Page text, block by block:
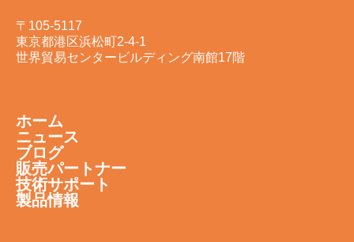
〒105-5117
東京都港区浜松町2-4-1
世界貿易センタービルディング南館17階
ホーム
ニュース
ブログ
販売パートナー
技術サポート
製品情報